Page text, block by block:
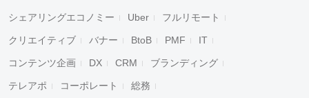
シェアリングエコノミー Uber フルリモート
クリエイティブ バナー BtoB PMF IT
コンテンツ企画 DX CRM ブランディング
テレアポ コーポレート 総務